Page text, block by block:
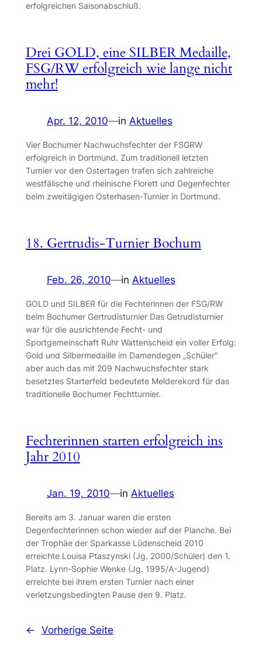
erfolgreichen Saisonabschluß.
Drei GOLD, eine SILBER Medaille,
FSG/RW erfolgreich wie lange nicht
mehr!
Apr. 12, 2010—in Aktuelles
Vier Bochumer Nachwuchsfechter der FSGRW
erfolgreich in Dortmund. Zum traditionell letzten
Turnier vor den Ostertagen trafen sich zahlreiche
westfälische und rheinische Florett und Degenfechter
beim zweitägigen Osterhasen-Turnier in Dortmund.
18. Gertrudis-Turnier Bochum
Feb. 26, 2010—in Aktuelles
GOLD und SILBER für die Fechterinnen der FSG/RW
beim Bochumer Gertrudisturnier Das Getrudisturnier
war für die ausrichtende Fecht- und
Sportgemeinschaft Ruhr Wattenscheid ein voller Erfolg:
Gold und Silbermedaille im Damendegen „Schüler“
aber auch das mit 209 Nachwuchsfechter stark
besetztes Starterfeld bedeutete Melderekord für das
traditionelle Bochumer Fechtturnier.
Fechterinnen starten erfolgreich ins
Jahr 2010
Jan. 19, 2010—in Aktuelles
Bereits am 3. Januar waren die ersten
Degenfechterinnen schon wieder auf der Planche. Bei
der Trophäe der Sparkasse Lüdenscheid 2010
erreichte Louisa Ptaszynski (Jg. 2000/Schüler) den 1.
Platz. Lynn-Sophie Wenke (Jg. 1995/A-Jugend)
erreichte bei ihrem ersten Turnier nach einer
verletzungsbedingten Pause den 9. Platz.
← Vorherige Seite